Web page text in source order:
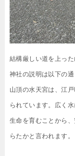
結構厳しい道を上っ
神社の説明は以下の通
山頂の水天宮は、江
られています。広く
生命を育むことから
らたかと言われます。